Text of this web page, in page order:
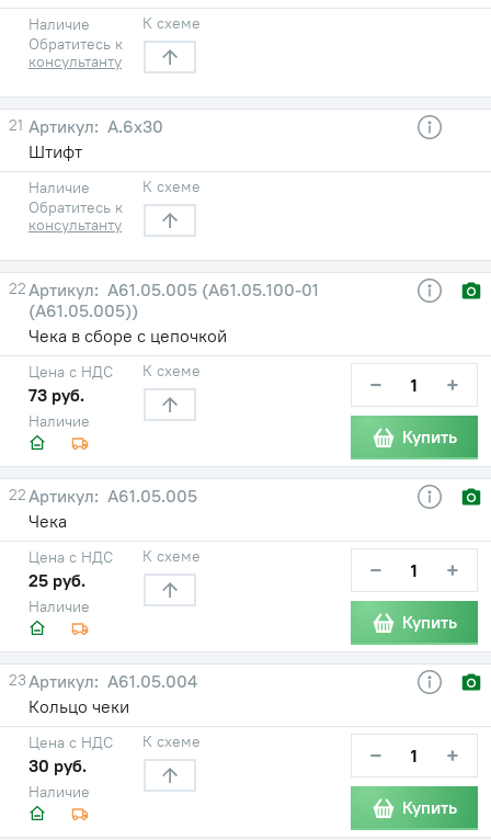
Наличие
Обратитесь к
консультанту
К схеме
21
А.6х30
Штифт
Наличие
Обратитесь к
консультанту
К схеме
22
А61.05.005 (А61.05.100-01
(А61.05.005))
Чека в сборе с цепочкой
Наличие
Цена с НДС
73 руб.
К схеме − +
Купить
22
А61.05.005
Чека
Наличие
Цена с НДС
25 руб.
К схеме − +
Купить
23
А61.05.004
Кольцо чеки
Наличие
Цена с НДС
30 руб.
К схеме − +
Купить